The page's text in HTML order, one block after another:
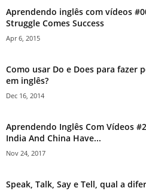
Aprendendo inglês com vídeos
Struggle Comes Success
Apr 6, 2015
Como usar Do e Does para fazer
em inglês?
Dec 16, 2014
Aprendendo Inglês Com Vídeos
India And China Have...
Nov 24, 2017
Speak, Talk, Say e Tell, qual a